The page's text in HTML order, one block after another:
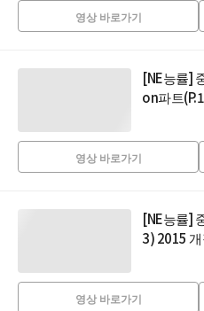
영상 바로가기
[NE능률]
on파트
영상 바로가기
[NE능률]
3) 2015
영상 바로가기